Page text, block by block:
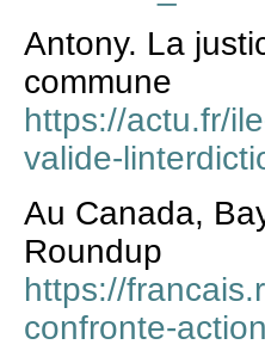
Antony. La
commune
https://actu.fr/
valide-
Au Canada,
Roundup
https://
confronte-